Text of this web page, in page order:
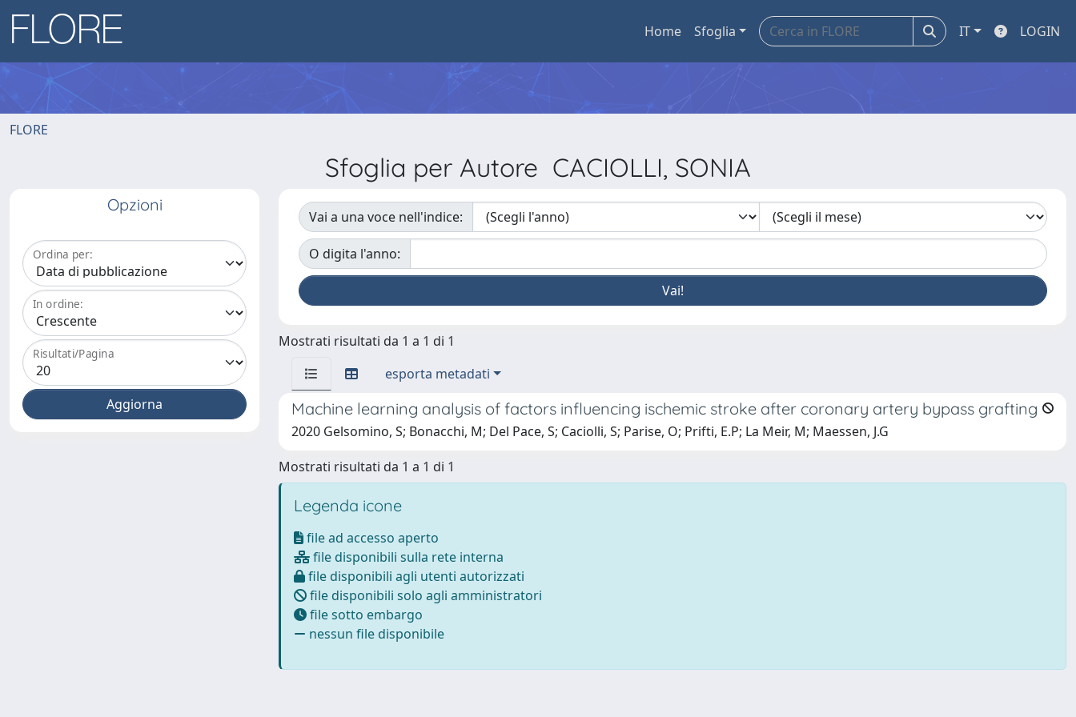
Home Sfoglia IT LOGIN
FLORE
Sfoglia per Autore CACIOLLI, SONIA
Opzioni
Ordina per:
In ordine:
Risultati/Pagina
Vai a una voce nell'indice:
O digita l'anno:
Mostrati risultati da 1 a 1 di 1
esporta metadati
Machine learning analysis of factors influencing ischemic stroke after coronary artery bypass grafting
2020 Gelsomino, S; Bonacchi, M; Del Pace, S; Caciolli, S; Parise, O; Prifti, E.P; La Meir, M; Maessen, J.G
Mostrati risultati da 1 a 1 di 1
Legenda icone
file ad accesso aperto
file disponibili sulla rete interna
file disponibili agli utenti autorizzati
file disponibili solo agli amministratori
file sotto embargo
nessun file disponibile